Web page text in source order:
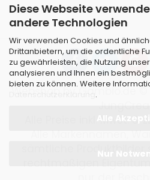
Diese Webseite
andere Technologien
Wir verwenden Cookies und
Drittanbietern, um die ordentliche
zu gewährleisten, die Nutzung
analysieren und Ihnen ein
bieten zu können. Weitere
.
Alle
Nur
Webshopby Gambio.de ©
Alle Preise inkl. MwSt. &
sämtliche Produktbilder